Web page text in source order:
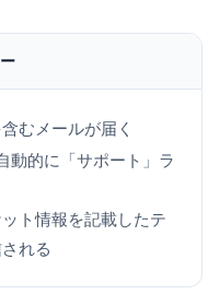
むメールが届く
動的に「サポート」ラ
ト情報を記載したテ
れる